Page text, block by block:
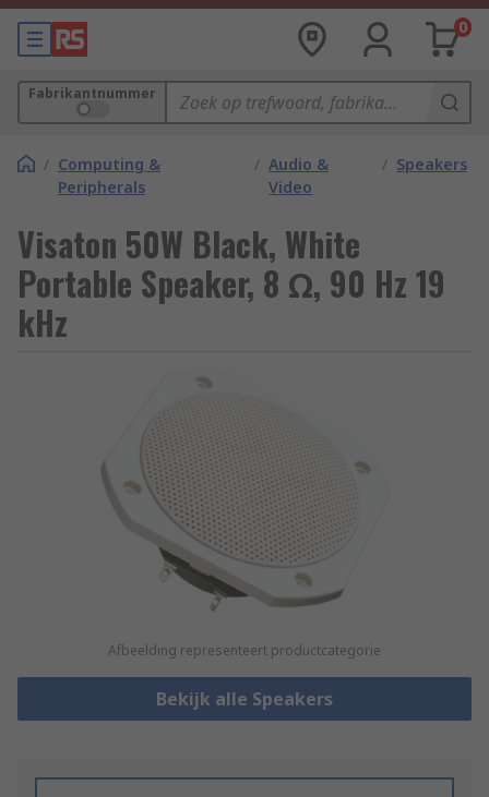
0
Fabrikantnummer
/ Computing &
Peripherals
/ Audio &
Video
/ Speakers
Visaton 50W Black, White
Portable Speaker, 8 Ω, 90 Hz 19
kHz
Afbeelding representeert productcategorie
Bekijk alle Speakers